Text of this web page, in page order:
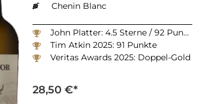
Chenin Blanc
John Platter: 4.5 Sterne / 92 Punkte
Tim Atkin 2025: 91 Punkte
Veritas Awards 2025: Doppel-Gold
28,50 €*